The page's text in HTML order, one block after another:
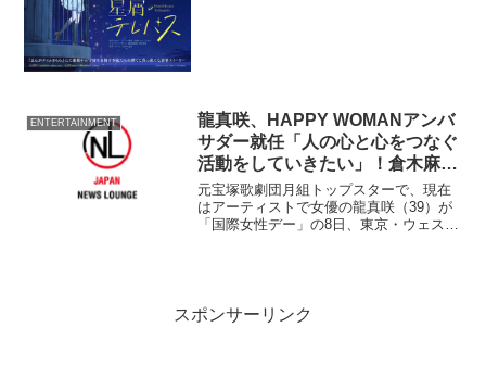
ENTERTAINMENT
龍真咲、HAPPY WOMANアンバ
サダー就任「人の心と心をつなぐ
活動をしていきたい」！倉木麻
衣、紗栄子、AYAが個人部門受賞
元宝塚歌劇団月組トップスターで、現在
はアーティストで女優の龍真咲（39）が
「国際女性デー」の8日、東京・ウェステ
スポンサーリンク